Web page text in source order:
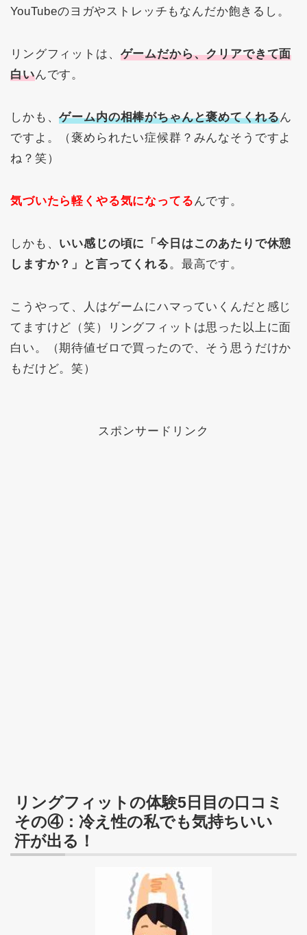
YouTubeのヨガやストレッチもなんだか飽きるし。
リングフィットは、 ゲームだから、クリアできて面
白いんです。
しかも、ゲーム内の相棒がちゃんと褒めてくれるん
ですよ。（褒められたい症候群？みんなそうですよ
ね？笑）
気づいたら軽くやる気になってるんです。
しかも、 いい感じの頃に「今日はこのあたりで休憩
しますか？」と言ってくれる。最高です。
こうやって、人はゲームにハマっていくんだと感じ
てますけど（笑）リングフィットは思った以上に面
白い。（期待値ゼロで買ったので、そう思うだけか
もだけど。笑）
スポンサードリンク
リングフィットの体験5日目の口コミ
その④：冷え性の私でも気持ちいい
汗が出る！